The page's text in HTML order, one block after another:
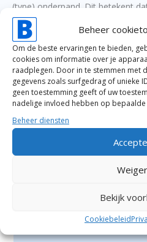
Beheer
Om de beste ervaringen te bieden,
cookies om informatie over je
raadplegen. Door in te stemmen met
gegevens zoals surfgedrag of unieke
geen toestemming geeft of uw
nadelige invloed hebben op
Beheer diensten
Bekijk
Cookiebeleid
(type) onderpand. Dit betekent
de marktwaarde moet inbrengen.